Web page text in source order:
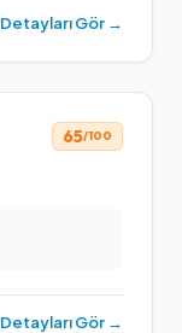
Detayları Gör →
65/100
Detayları Gör →